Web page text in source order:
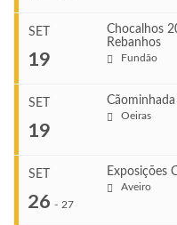
Ago 22, 2026
Ago 23, 2026
VENUE
Set 11, 2026
Set 12, 2026
VENUE
SET
19
Chocalhos
Rebanhos
Fundão
Set 19, 2026
SET
19
Oeiras
SET
26 - 27
Exposições
Aveiro